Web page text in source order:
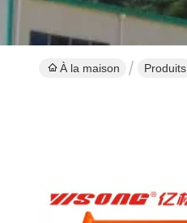
À la maison Produits